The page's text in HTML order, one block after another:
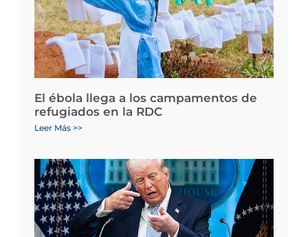
El ébola llega a los campamentos de
refugiados en la RDC
Leer Más >>